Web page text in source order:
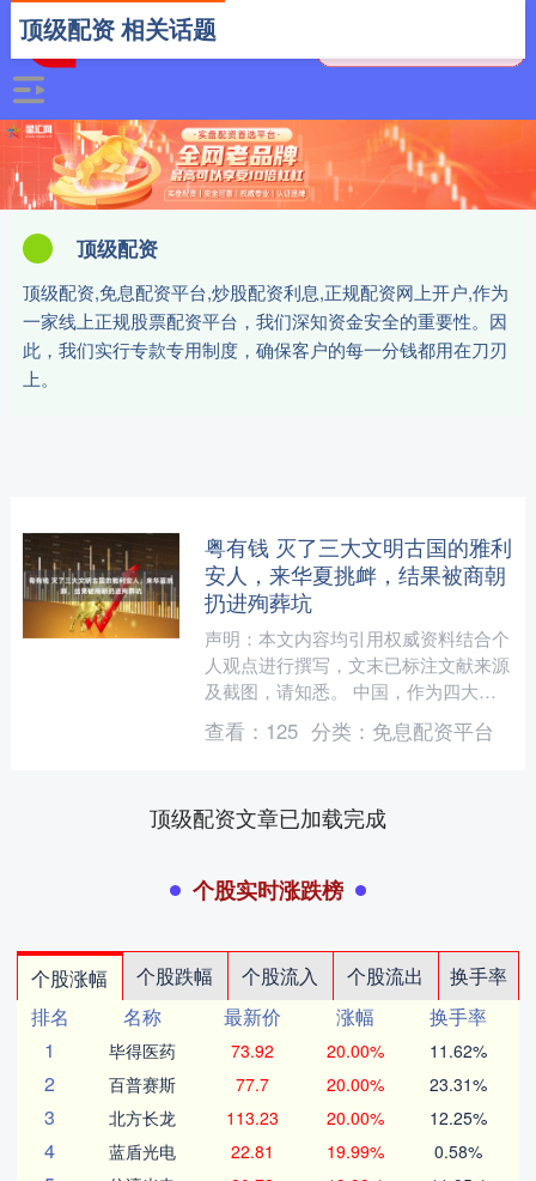
顶级配资
顶级配资,免息配资平台,炒股配资利息,正规配资网上开户,作为
一家线上正规股票配资平台，我们深知资金安全的重要性。因
此，我们实行专款专用制度，确保客户的每一分钱都用在刀刃
上。
顶级配资 相关话题
粤有钱 灭了三大文明古国的雅利
安人，来华夏挑衅，结果被商朝
扔进殉葬坑
声明：本文内容均引用权威资料结合个
人观点进行撰写，文末已标注文献来源
及截图，请知悉。 中国，作为四大文
明古国之一，经历了数千年的风雨洗
礼，依然屹立于世界的顶端。....
查看： 125 分类： 免息配资平台
顶级配资文章已加载完成
个股实时涨跌榜
个股涨幅 个股跌幅 个股流入 个股流出
换手率
排名
名称 最新价 涨幅
换手率
1
毕得医药 73.92 20.00% 11.62%
2 百普赛斯 77.7 20.00% 23.31%
3 北方长龙 113.23 20.00% 12.25%
4 蓝盾光电 22.81 19.99% 0.58%